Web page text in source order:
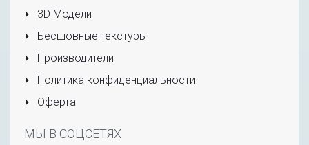
3D Модели
Бесшовные текстуры
Производители
Политика конфиденциальности
Оферта
МЫ В СОЦСЕТЯХ